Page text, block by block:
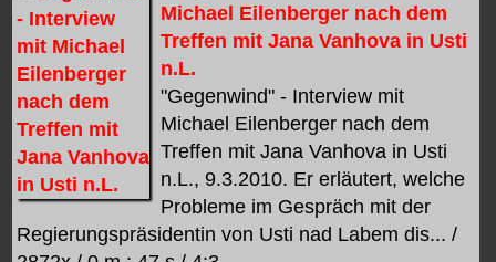
Michael Eilenberger nach dem
Treffen mit Jana Vanhova in Usti
n.L.
"Gegenwind" - Interview mit
Michael Eilenberger nach dem
Treffen mit Jana Vanhova in Usti
n.L., 9.3.2010. Er erläutert, welche
Probleme im Gespräch mit der
Regierungspräsidentin von Usti nad Labem dis... /